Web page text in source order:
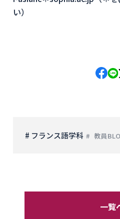
い）
# フランス語学科 教員
一覧